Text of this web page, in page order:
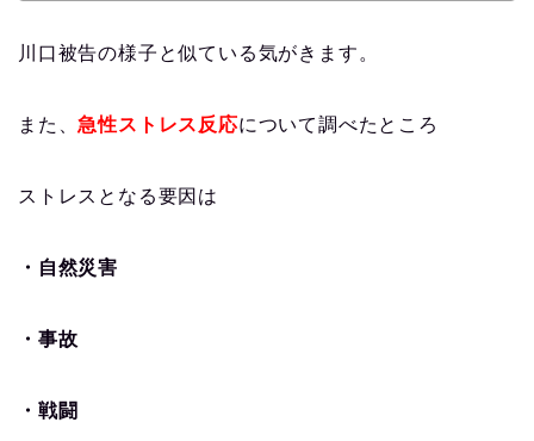
川口被告の様子と似ている気がきます。
また、急性ストレス反応について調べたところ
ストレスとなる要因は
・自然災害
・事故
・戦闘